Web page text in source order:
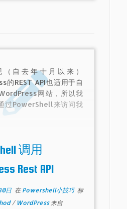
自去年十月以来）
的REST API也适用于自
网站，所以我
过PowerShell来访问我
调用
Rest API
日在 Powershell小技巧 标
/ WordPress 来自